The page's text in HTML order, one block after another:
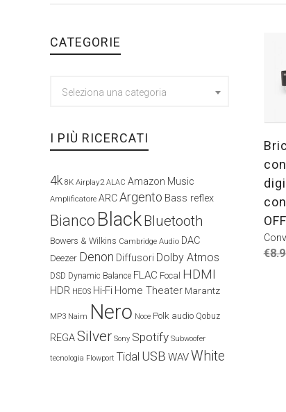
€
CATEGORIE
Seleziona una categoria
I PIÙ RICERCATI
4k 8K Airplay2 ALAC Amazon Music
Amplificatore ARCArgento Bass reflex
Bianco BlackBluetooth
Bowers & Wilkins Cambridge Audio DAC
Deezer Denon Diffusori Dolby Atmos
DSD Dynamic Balance FLAC Focal HDMI
HDR HEOS Hi-Fi Home Theater Marantz
MP3 Naim Nero Noce Polk audio Qobuz
REGASilver Sony Spotify Subwoofer
tecnologia Flowport Tidal USB WAVWhite